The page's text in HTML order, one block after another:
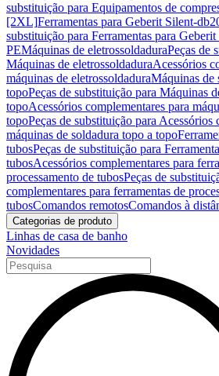
substituição para Equipamentos de
[2XL]Ferramentas para Geberit Silent-
substituição para Ferramentas para
PEMáquinas de eletrossoldaduraPeças de
Máquinas de eletrossoldaduraAcessórios
máquinas de eletrossoldaduraMáquinas de
topoPeças de substituição para Máquinas
topoAcessórios complementares para
topoPeças de substituição para Acessórios
máquinas de soldadura topo a topo
tubosPeças de substituição para
tubosAcessórios complementares para
processamento de tubosPeças de
complementares para ferramentas de
tubosComandos remotosComandos à
Categorias de produto
Linhas de casa de banho
Novidades